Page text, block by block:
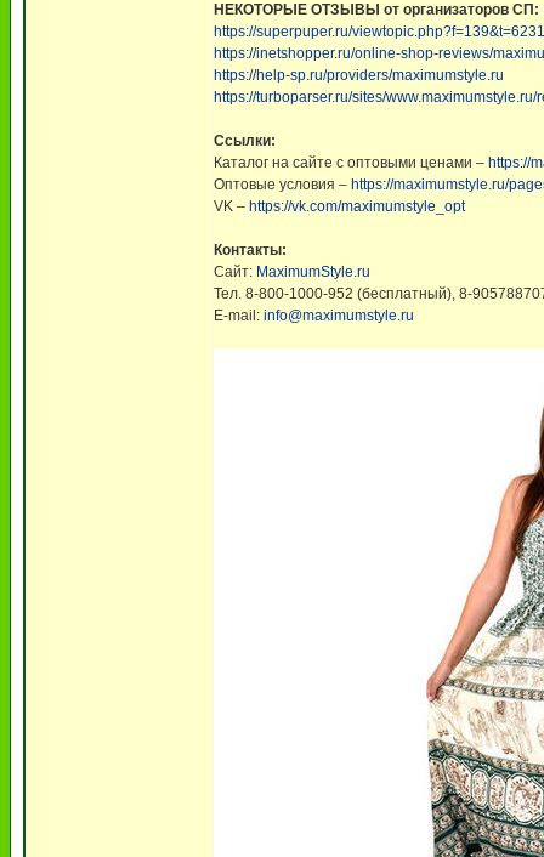
НЕКОТОРЫЕ ОТЗЫВЫ от организаторов СП:
https://superpuper.ru/
https://inetshopper.ru/online-shop-reviews/
https://help-sp.ru/providers/maximumstyle.ru
https://turboparser.ru/sites/www.maximumstyle.ru/
Ссылки:
Каталог на сайте с оптовыми ценами – https://
Оптовые условия – https://maximumstyle.ru/
VK – https://vk.com/maximumstyle_opt
Контакты:
Сайт: MaximumStyle.ru
Тел. 8-800-1000-952 (бесплатный), 8-
E-mail: info@maximumstyle.ru